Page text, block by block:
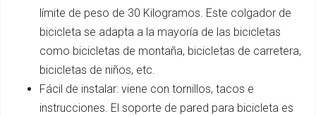
límite de peso de 30 Kilogramos. Este colgador de
bicicleta se adapta a la mayoría de las bicicletas
como bicicletas de montaña, bicicletas de carretera,
bicicletas de niños, etc.
Fácil de instalar: viene con tornillos, tacos e
instrucciones. El soporte de pared para bicicleta es